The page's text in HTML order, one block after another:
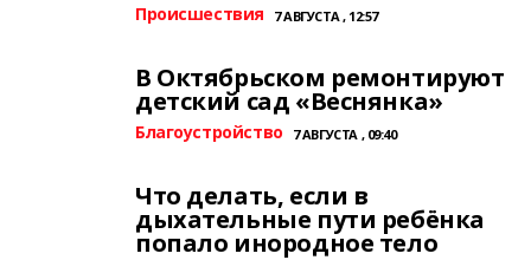
Происшествия 7 АВГУСТА , 12:57
В Октябрьском ремонтируют
детский сад «Веснянка»
Благоустройство 7 АВГУСТА , 09:40
Что делать, если в
дыхательные пути ребёнка
попало инородное тело